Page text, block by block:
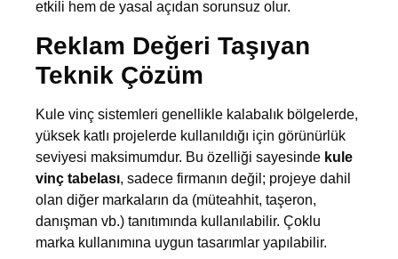
etkili hem de yasal açıdan sorunsuz olur.
Reklam Değeri Taşıyan
Teknik Çözüm
Kule vinç sistemleri genellikle kalabalık bölgelerde,
yüksek katlı projelerde kullanıldığı için görünürlük
seviyesi maksimumdur. Bu özelliği sayesinde kule
vinç tabelası, sadece firmanın değil; projeye dahil
olan diğer markaların da (müteahhit, taşeron,
danışman vb.) tanıtımında kullanılabilir. Çoklu
marka kullanımına uygun tasarımlar yapılabilir.